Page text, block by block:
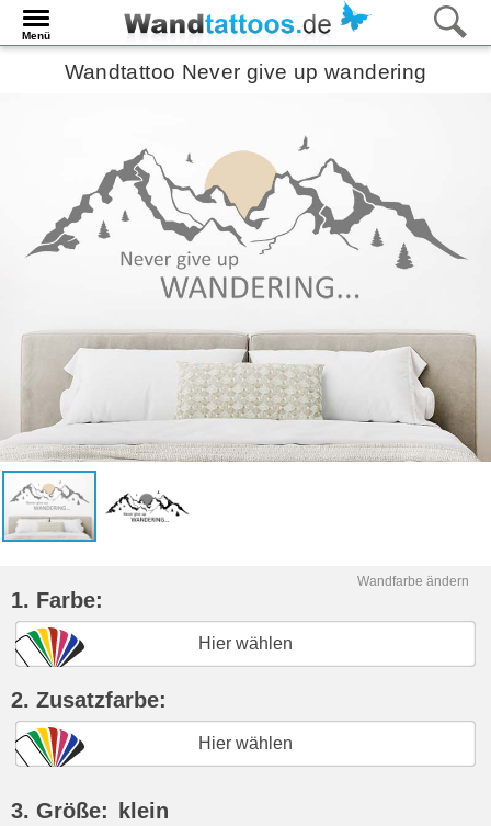
Menü
Wandtattoo Never give up wandering
Wandfarbe ändern
1. Farbe:
Hier wählen
2. Zusatzfarbe:
Hier wählen
3. Größe: klein